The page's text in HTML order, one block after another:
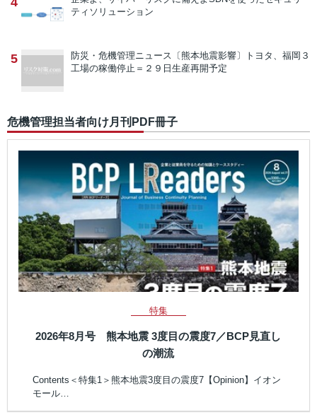
ティソリューション
5 防災・危機管理ニュース 〔熊本地震影響〕トヨタ、福岡３
工場の稼働停止＝２９日生産再開予定
危機管理担当者向け月刊PDF冊子
特集
2026年8月号 熊本地震 3度目の震度7／BCP見直し
の潮流
Contents＜特集1＞熊本地震3度目の震度7【Opinion】イオン
モール…